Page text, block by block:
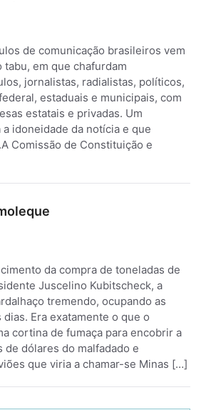
de comunicação brasileiros vem
em que chafurdam
jornalistas, radialistas, políticos,
estaduais e municipais, com
estatais e privadas. Um
idoneidade da notícia e que
Comissão de Constituição e
da compra de toneladas de
Juscelino Kubitscheck, a
tremendo, ocupando as
Era exatamente o que o
cortina de fumaça para encobrir a
dólares do malfadado e
que viria a chamar-se Minas […]